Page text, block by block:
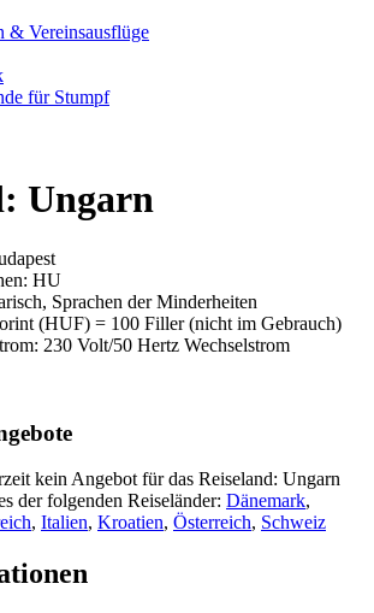
& Vereinsausflüge
für Stumpf
Ungarn
HU
Sprachen der Minderheiten
(HUF) = 100 Filler (nicht im Gebrauch)
230 Volt/50 Hertz Wechselstrom
kein Angebot für das Reiseland: Ungarn
der folgenden Reiseländer: Dänemark,
, Italien, Kroatien, Österreich, Schweiz